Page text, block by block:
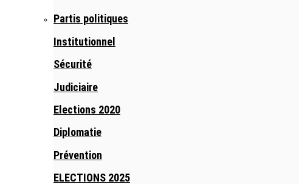
Partis politiques
Institutionnel
Sécurité
Judiciaire
Elections 2020
Diplomatie
Prévention
ELECTIONS 2025